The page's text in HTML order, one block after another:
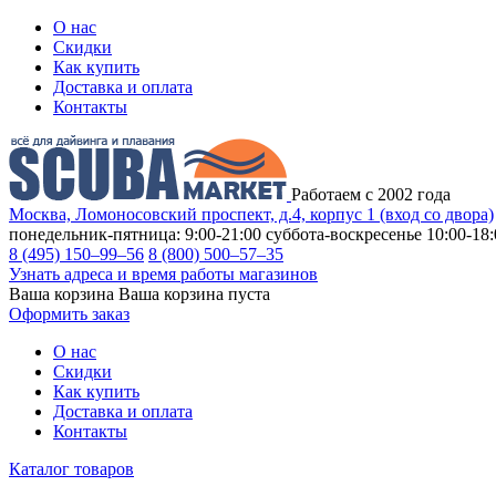
О нас
Скидки
Как купить
Доставка и оплата
Контакты
Работаем с 2002 года
Москва, Ломоносовский проспект, д.4, корпус 1 (вход со двора)
понедельник-пятница: 9:00-21:00 суббота-воскресенье 10:00-
8 (495) 150–99–56 8 (800) 500–57–35
Узнать адреса и время работы магазинов
Ваша корзина Ваша корзина пуста
Оформить заказ
О нас
Скидки
Как купить
Доставка и оплата
Контакты
Каталог товаров